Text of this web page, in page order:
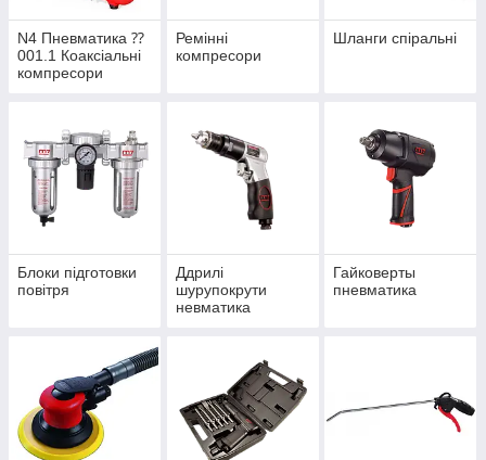
N4 Пневматика ⁇
001.1 Коаксіальні
компресори
Ремінні
компресори
Шланги спіральні
Блоки підготовки
повітря
Ддрилі
шурупокрути
невматика
Гайковерты
пневматика